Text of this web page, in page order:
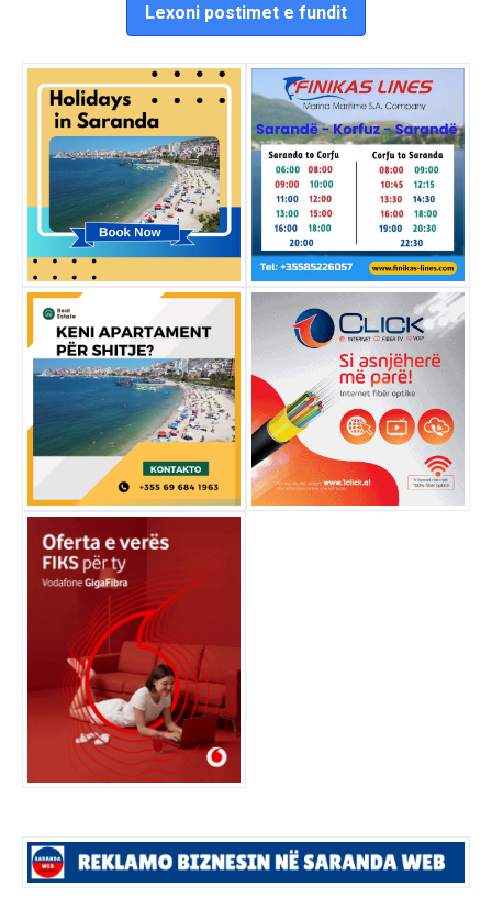
Lexoni postimet e fundit